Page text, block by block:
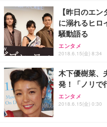
ョン PCチェア
務用 おしゃれ
Sezlife オフィ
ワーク チェア
能 人間工学 椅
レスト 3Dヘッ
務用 おしゃれ
ANDWINT オフ
ッシュ 通気性
ス圧無段階昇降
【整備済み品】
ー フルHD（
ort/VGA スピー
応 ComfortView
￥15,800
【MiniLED/
HOOTER
グモニター QD
Smart Basic(ス
限定】 Smart
超厚型 お徳用
アイリスオーヤ
ュラー 200枚入
【昨日のエ
に溺れるヒロ
騒動語る
エンタメ
2018.6.15(金) 8:34
木下優樹菜、
発！「ノリで
エンタメ
2018.6.15(金) 0:30